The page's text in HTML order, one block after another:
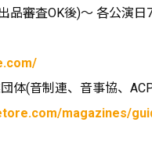
品審査OK後)～ 各公演日
体(音制連、音事協、
magazines/